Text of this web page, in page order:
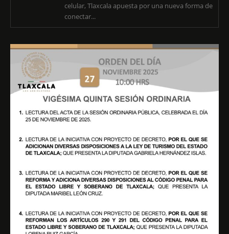
celular, Tlaxcala apuesta por una nueva forma de
conectar...